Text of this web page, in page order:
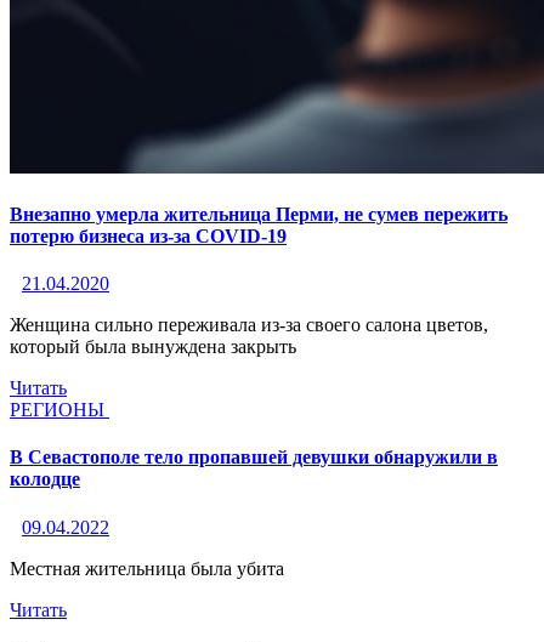
Внезапно умерла жительница Перми, не сумев пережить
потерю бизнеса из-за COVID-19
21.04.2020
Женщина сильно переживала из-за своего салона цветов,
который была вынуждена закрыть
Читать
РЕГИОНЫ
В Севастополе тело пропавшей девушки обнаружили в
колодце
09.04.2022
Местная жительница была убита
Читать